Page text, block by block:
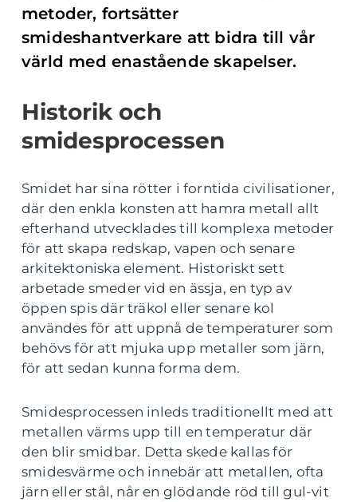
metoder, fortsätter
smideshantverkare att bidra till vår
värld med enastående skapelser.
Historik och
smidesprocessen
Smidet har sina rötter i forntida civilisationer,
där den enkla konsten att hamra metall allt
efterhand utvecklades till komplexa metoder
för att skapa redskap, vapen och senare
arkitektoniska element. Historiskt sett
arbetade smeder vid en ässja, en typ av
öppen spis där träkol eller senare kol
användes för att uppnå de temperaturer som
behövs för att mjuka upp metaller som järn,
för att sedan kunna forma dem.
Smidesprocessen inleds traditionellt med att
metallen värms upp till en temperatur där
den blir smidbar. Detta skede kallas för
smidesvärme och innebär att metallen, ofta
järn eller stål, når en glödande röd till gul-vit